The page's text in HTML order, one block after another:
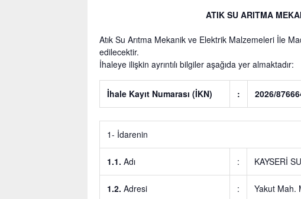
ATIK SU ARITMA
Atık Su Arıtma Mekanik ve Elektrik Malzemeleri İle
edilecektir.
İhaleye ilişkin ayrıntılı bilgiler aşağıda yer almaktadır:
İhale Kayıt Numarası (İKN) : 2026/
1- İdarenin
1.1. Adı : KAYSERİ
1.2. Adresi : Yakut Mah.